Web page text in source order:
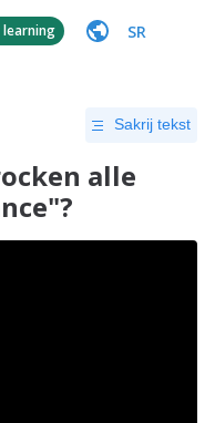
SR
Sakrij tekst
alle